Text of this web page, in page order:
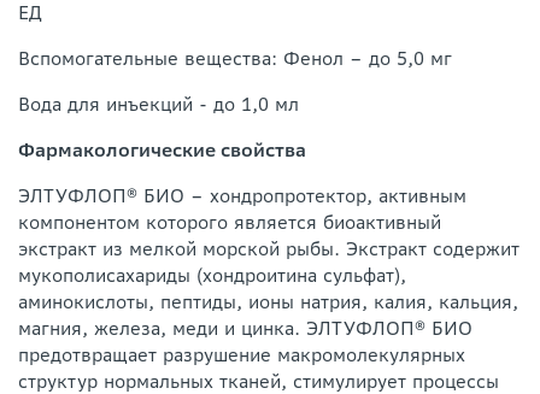
ЕД
Вспомогательные вещества: Фенол – до 5,0 мг
Вода для инъекций - до 1,0 мл
Фармакологические свойства
ЭЛТУФЛОП® БИО – хондропротектор, активным
компонентом которого является биоактивный
экстракт из мелкой морской рыбы. Экстракт содержит
мукополисахариды (хондроитина сульфат),
аминокислоты, пептиды, ионы натрия, калия, кальция,
магния, железа, меди и цинка. ЭЛТУФЛОП® БИО
предотвращает разрушение макромолекулярных
структур нормальных тканей, стимулирует процессы